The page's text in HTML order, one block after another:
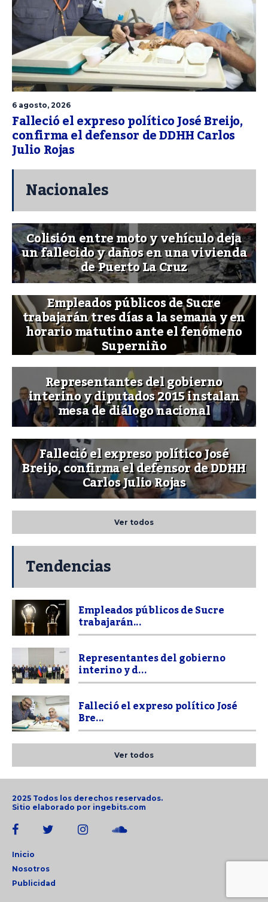
6 agosto, 2026
Falleció el expreso político José Breijo,
confirma el defensor de DDHH Carlos
Julio Rojas
Nacionales
Colisión entre moto y vehículo deja
un fallecido y daños en una vivienda
de Puerto La Cruz
Empleados públicos de Sucre
trabajarán tres días a la semana y en
horario matutino ante el fenómeno
Superniño
Representantes del gobierno
interino y diputados 2015 instalan
mesa de diálogo nacional
Falleció el expreso político José
Breijo, confirma el defensor de DDHH
Carlos Julio Rojas
Ver todos
Tendencias
Empleados públicos de Sucre
trabajarán...
Representantes del gobierno
interino y d...
Falleció el expreso político José
Bre...
Ver todos
2025 Todos los derechos reservados.
Sitio elaborado por ingebits.com
Inicio
Nosotros
Publicidad